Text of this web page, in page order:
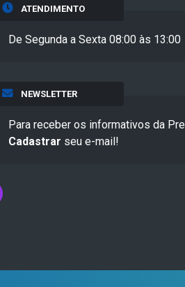
ATENDIMENTO
De Segunda a Sexta 08:00 às 13:00
NEWSLETTER
Para receber os informativos da
Cadastrar seu e-mail!